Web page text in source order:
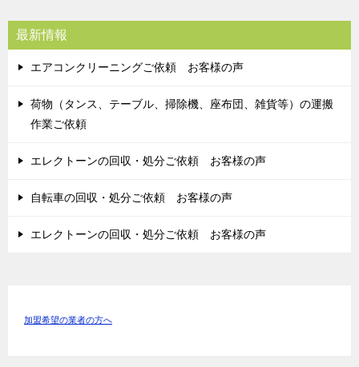
最新情報
エアコンクリーニングご依頼 お客様の声
荷物（タンス、テーブル、掃除機、座布団、雑貨等）の運搬
作業ご依頼
エレクトーンの回収・処分ご依頼 お客様の声
自転車の回収・処分ご依頼 お客様の声
エレクトーンの回収・処分ご依頼 お客様の声
加盟希望の業者の方へ